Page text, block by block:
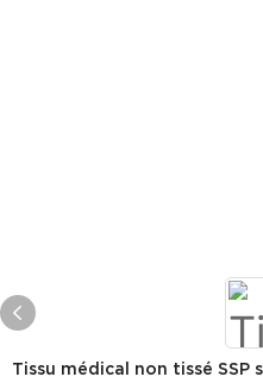
Tissu médical non tissé